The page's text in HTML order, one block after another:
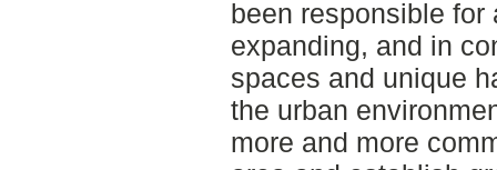
been responsible
expanding, and in
spaces and unique
the urban
more and more